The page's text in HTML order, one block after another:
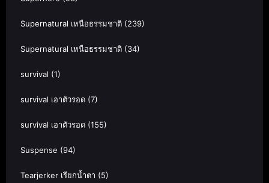
Supernatural เหนือธรรมชาติ (239)
Supernatural เหนือธรรมชาติ (34)
survival (1)
survival เอาตัวรอด (7)
survival เอาตัวรอด (155)
Suspense (94)
Tearjerker เรียกน้ำตา (5)